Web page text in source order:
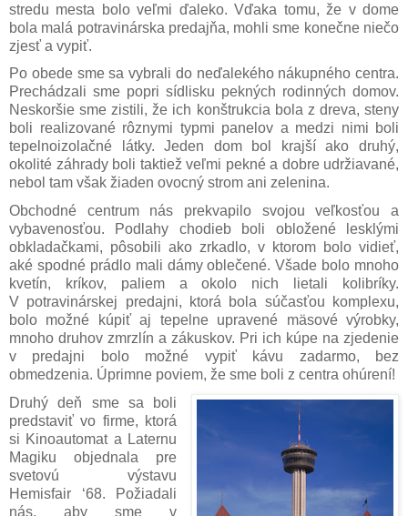
stredu mesta bolo veľmi ďaleko. Vďaka tomu, že v dome
bola malá potravinárska predajňa, mohli sme konečne niečo
zjesť a vypiť.
Po obede sme sa vybrali do neďalekého nákupného centra.
Prechádzali sme popri sídlisku pekných rodinných domov.
Neskoršie sme zistili, že ich konštrukcia bola z dreva, steny
boli realizované rôznymi typmi panelov a medzi nimi boli
tepelnoizolačné látky. Jeden dom bol krajší ako druhý,
okolité záhrady boli taktiež veľmi pekné a dobre udržiavané,
nebol tam však žiaden ovocný strom ani zelenina.
Obchodné centrum nás prekvapilo svojou veľkosťou a
vybavenosťou. Podlahy chodieb boli obložené lesklými
obkladačkami, pôsobili ako zrkadlo, v ktorom bolo vidieť,
aké spodné prádlo mali dámy oblečené. Všade bolo mnoho
kvetín, kríkov, paliem a okolo nich lietali kolibríky.
V potravinárskej predajni, ktorá bola súčasťou komplexu,
bolo možné kúpiť aj tepelne upravené mäsové výrobky,
mnoho druhov zmrzlín a zákuskov. Pri ich kúpe na zjedenie
v predajni bolo možné vypiť kávu zadarmo, bez
obmedzenia. Úprimne poviem, že sme boli z centra ohúrení!
Druhý deň sme sa boli
predstaviť vo firme, ktorá
si Kinoautomat a Laternu
Magiku objednala pre
svetovú výstavu
Hemisfair ‘68. Požiadali
nás, aby sme v